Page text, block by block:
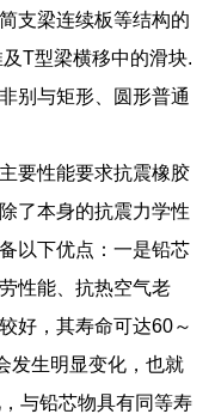
支梁连续板等结构的
T型梁横移中的滑块.
别与矩形、圆形普通
要性能要求抗震橡胶
了本身的抗震力学性
以下优点：一是铅芯
性能、抗热空气老
好，其寿命可达60～
发生明显变化，也就
与铅芯物具有同等寿